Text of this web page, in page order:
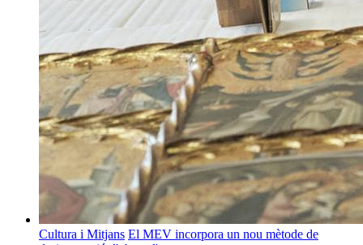
Cultura i Mitjans El MEV incorpora un nou mètode de